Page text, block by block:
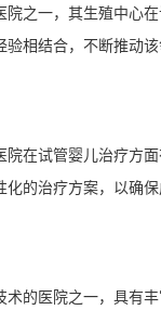
之一，其生殖中心
相结合，不断推动
在试管婴儿治疗方
的治疗方案，以确
的医院之一，具有